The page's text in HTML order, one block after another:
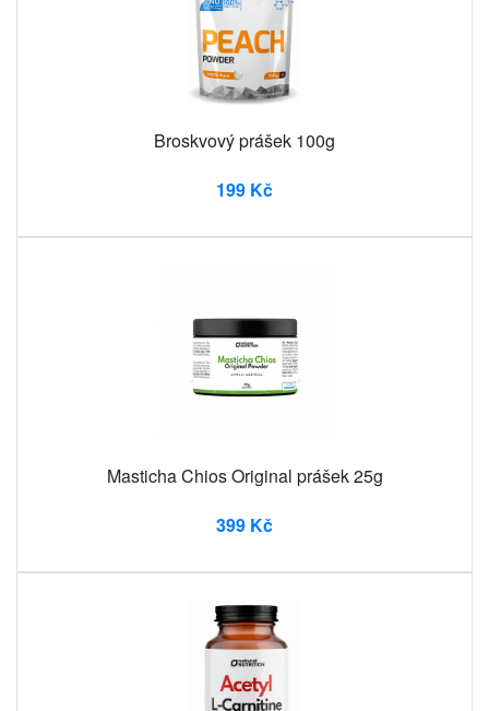
Broskvový prášek 100g
199 Kč
Masticha Chios Original prášek 25g
399 Kč